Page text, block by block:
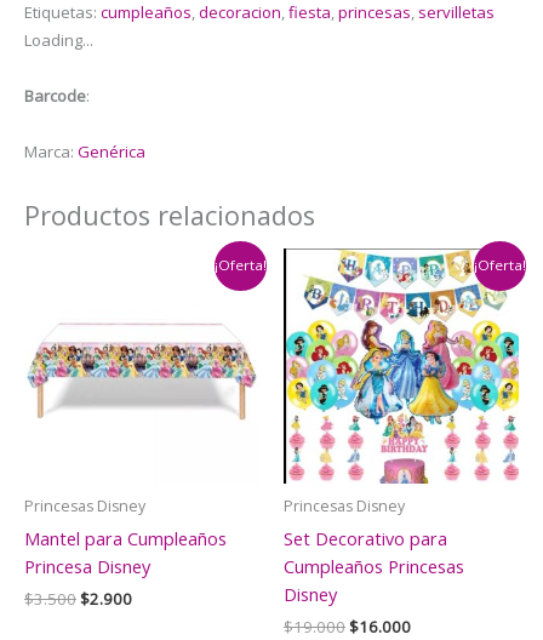
Etiquetas: cumpleaños,decoracion,fiesta,princesas, servilletas
Loading...
Barcode:
Marca: Genérica
Productos relacionados
¡Oferta!
Princesas Disney
Mantel para Cumpleaños
Princesa Disney
$3.500El
$2.900El
¡Oferta!
Princesas Disney
Set Decorativo para
Cumpleaños Princesas
Disney
$19.000El
$16.000El